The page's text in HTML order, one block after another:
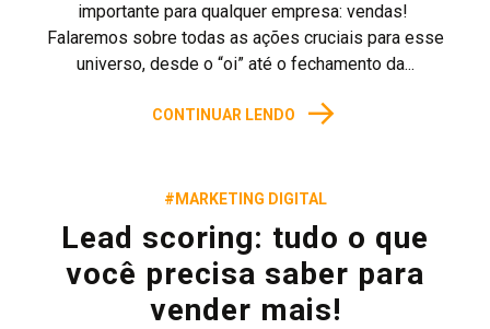
importante para qualquer empresa: vendas!
Falaremos sobre todas as ações cruciais para esse
universo, desde o “oi” até o fechamento da...
CONTINUAR LENDO →
#MARKETING DIGITAL
Lead scoring: tudo o que
você precisa saber para
vender mais!